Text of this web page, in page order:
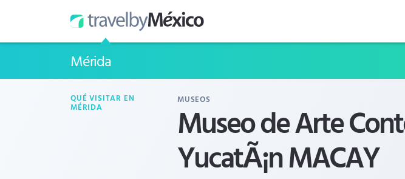
Mérida
QUÉ VISITAR EN
MÉRIDA
MUSEOS
Museo de Arte
YucatÃ¡n MACAY